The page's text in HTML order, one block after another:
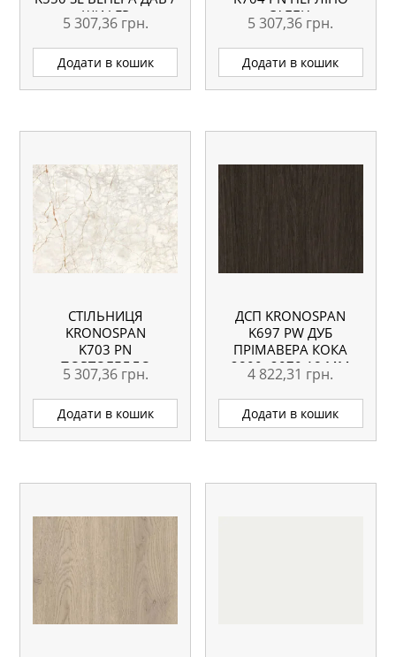
ШИФЕР
ВОЛОГОСТІЙКА
4100X635X38 ММ
5 307,36 грн.
Додати в кошик
САББІА
ВОЛОГОСТІЙКА
4100X635X38 ММ
5 307,36 грн.
Додати в кошик
СТІЛЬНИЦЯ
KRONOSPAN
K703 PN
ПОРТОБЕЛЛО
ЕЛЕГАНТЕ
ВОЛОГОСТІЙКА
4100X635X38 ММ
5 307,36 грн.
Додати в кошик
ДСП KRONOSPAN
K697 PW ДУБ
ПРІМАВЕРА КОКА
2800×2070 18 ММ
4 822,31 грн.
Додати в кошик